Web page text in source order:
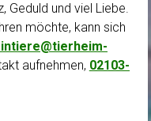
Geduld und viel Liebe.
möchte, kann sich
aufnehmen, 02103-